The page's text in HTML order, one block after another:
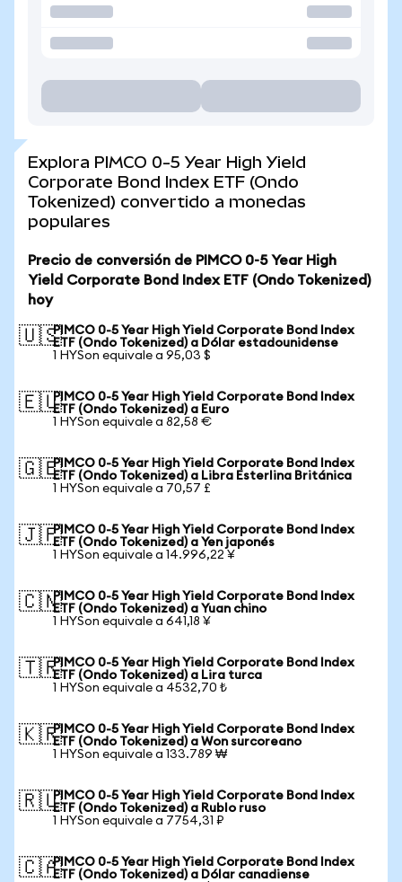
Explora PIMCO 0-5 Year High Yield
Corporate Bond Index ETF (Ondo
Tokenized) convertido a monedas
populares
Precio de conversión de PIMCO 0-5 Year High
Yield Corporate Bond Index ETF (Ondo Tokenized)
hoy
🇺🇸PIMCO 0-5 Year High Yield Corporate Bond Index
ETF (Ondo Tokenized) a Dólar estadounidense
1 HYSon equivale a 95,03 $
🇪🇺PIMCO 0-5 Year High Yield Corporate Bond Index
ETF (Ondo Tokenized) a Euro
1 HYSon equivale a 82,58 €
🇬🇧PIMCO 0-5 Year High Yield Corporate Bond Index
ETF (Ondo Tokenized) a Libra Esterlina Británica
1 HYSon equivale a 70,57 £
🇯🇵PIMCO 0-5 Year High Yield Corporate Bond Index
ETF (Ondo Tokenized) a Yen japonés
1 HYSon equivale a 14.996,22 ¥
🇨🇳PIMCO 0-5 Year High Yield Corporate Bond Index
ETF (Ondo Tokenized) a Yuan chino
1 HYSon equivale a 641,18 ¥
🇹🇷PIMCO 0-5 Year High Yield Corporate Bond Index
ETF (Ondo Tokenized) a Lira turca
1 HYSon equivale a 4532,70 ₺
🇰🇷PIMCO 0-5 Year High Yield Corporate Bond Index
ETF (Ondo Tokenized) a Won surcoreano
1 HYSon equivale a 133.789 ₩
🇷🇺PIMCO 0-5 Year High Yield Corporate Bond Index
ETF (Ondo Tokenized) a Rublo ruso
1 HYSon equivale a 7754,31 ₽
🇨🇦PIMCO 0-5 Year High Yield Corporate Bond Index
ETF (Ondo Tokenized) a Dólar canadiense